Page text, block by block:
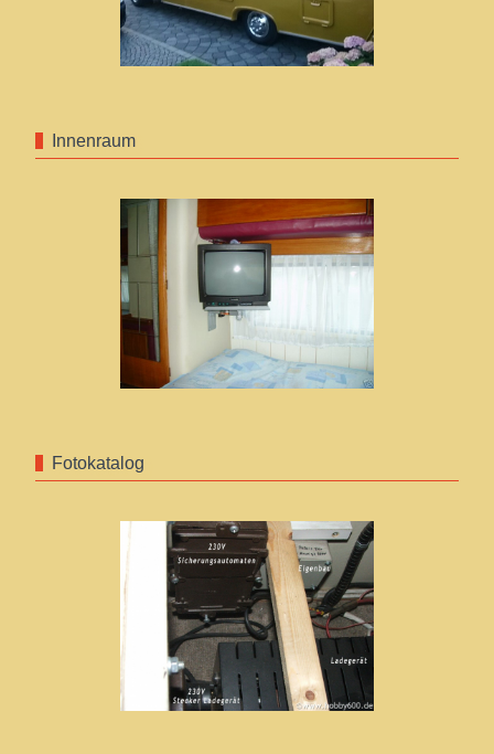
Innenraum
Fotokatalog